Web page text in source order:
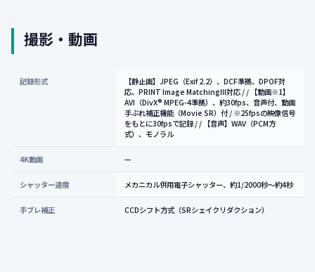
撮影・動画
記録形式
【静止画】JPEG（Exif 2.2）、DCF準拠、DPOF対
応、PRINT Image MatchingIII対応 / / 【動画※1】
AVI（DivX® MPEG-4準拠）、約30fps、音声付、動画
手ぶれ補正機能（Movie SR）付 / ※25fpsの映像信号
をもとに30fpsで記録 / / 【音声】WAV（PCM方
式）、モノラル
4K動画 —
シャッター速度 メカニカル併用電子シャッター、約1/2000秒～約4秒
手ブレ補正 CCDシフト方式（SRシェイクリダクション）